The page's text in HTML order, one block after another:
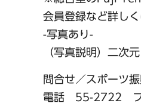
会員登録など詳し
-写真あり-
（写真説明）二次
問合せ／スポーツ
電話 55-2722